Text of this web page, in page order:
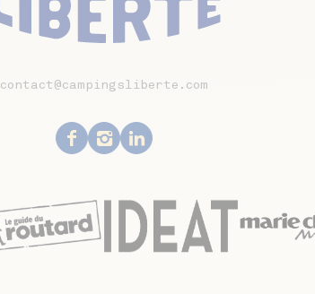
contact@campingsliberte.com
Facebook
Instagram
Linkedin